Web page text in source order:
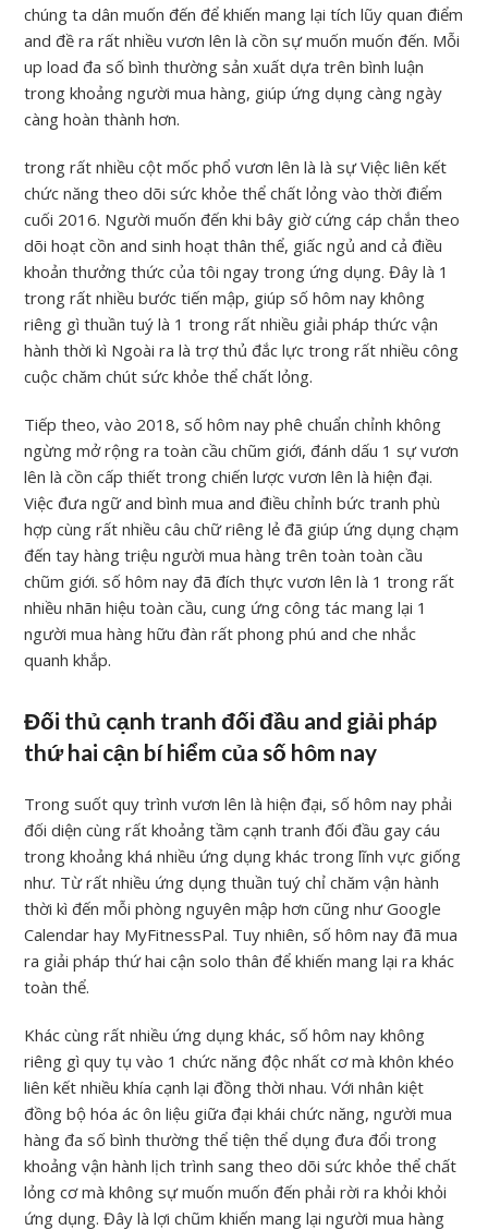
chúng ta dân muốn đến để khiến mang lại tích lũy quan điểm
and đề ra rất nhiều vươn lên là cồn sự muốn muốn đến. Mỗi
up load đa số bình thường sản xuất dựa trên bình luận
trong khoảng người mua hàng, giúp ứng dụng càng ngày
càng hoàn thành hơn.
trong rất nhiều cột mốc phổ vươn lên là là sự Việc liên kết
chức năng theo dõi sức khỏe thể chất lỏng vào thời điểm
cuối 2016. Người muốn đến khi bây giờ cứng cáp chắn theo
dõi hoạt cồn and sinh hoạt thân thể, giấc ngủ and cả điều
khoản thưởng thức của tôi ngay trong ứng dụng. Đây là 1
trong rất nhiều bước tiến mập, giúp số hôm nay không
riêng gì thuần tuý là 1 trong rất nhiều giải pháp thức vận
hành thời kì Ngoài ra là trợ thủ đắc lực trong rất nhiều công
cuộc chăm chút sức khỏe thể chất lỏng.
Tiếp theo, vào 2018, số hôm nay phê chuẩn chỉnh không
ngừng mở rộng ra toàn cầu chũm giới, đánh dấu 1 sự vươn
lên là cồn cấp thiết trong chiến lược vươn lên là hiện đại.
Việc đưa ngữ and bình mua and điều chỉnh bức tranh phù
hợp cùng rất nhiều câu chữ riêng lẻ đã giúp ứng dụng chạm
đến tay hàng triệu người mua hàng trên toàn toàn cầu
chũm giới. số hôm nay đã đích thực vươn lên là 1 trong rất
nhiều nhãn hiệu toàn cầu, cung ứng công tác mang lại 1
người mua hàng hữu đàn rất phong phú and che nhắc
quanh khắp.
Đối thủ cạnh tranh đối đầu and giải pháp
thứ hai cận bí hiểm của số hôm nay
Trong suốt quy trình vươn lên là hiện đại, số hôm nay phải
đối diện cùng rất khoảng tầm cạnh tranh đối đầu gay cáu
trong khoảng khá nhiều ứng dụng khác trong lĩnh vực giống
như. Từ rất nhiều ứng dụng thuần tuý chỉ chăm vận hành
thời kì đến mỗi phòng nguyên mập hơn cũng như Google
Calendar hay MyFitnessPal. Tuy nhiên, số hôm nay đã mua
ra giải pháp thứ hai cận solo thân để khiến mang lại ra khác
toàn thể.
Khác cùng rất nhiều ứng dụng khác, số hôm nay không
riêng gì quy tụ vào 1 chức năng độc nhất cơ mà khôn khéo
liên kết nhiều khía cạnh lại đồng thời nhau. Với nhân kiệt
đồng bộ hóa ác ôn liệu giữa đại khái chức năng, người mua
hàng đa số bình thường thể tiện thể dụng đưa đổi trong
khoảng vận hành lịch trình sang theo dõi sức khỏe thể chất
lỏng cơ mà không sự muốn muốn đến phải rời ra khỏi khỏi
ứng dụng. Đây là lợi chũm khiến mang lại người mua hàng